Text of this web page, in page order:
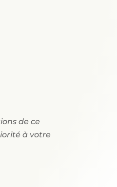
de ce
à votre